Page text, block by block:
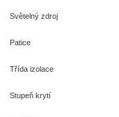
Světelný zdroj
Patice
Třída izolace
Stupeň krytí